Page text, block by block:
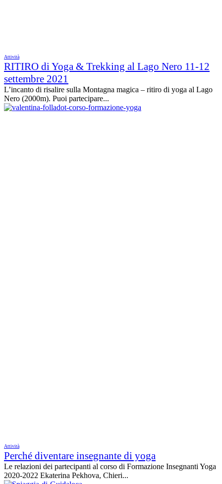
Attività
RITIRO di Yoga & Trekking al Lago Nero 11-12
settembre 2021
L’incanto di risalire sulla Montagna magica – ritiro di yoga al Lago
Nero (2000m). Puoi partecipare...
Attività
Perché diventare insegnante di yoga
Le relazioni dei partecipanti al corso di Formazione Insegnanti Yoga
2020-2022 Ekaterina Pekhova, Chieri...